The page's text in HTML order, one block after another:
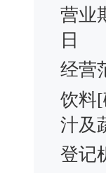
营业
日
经营
饮料
汁及
登记